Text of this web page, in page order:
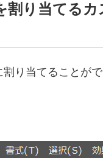
割り当てる
り当てることがで